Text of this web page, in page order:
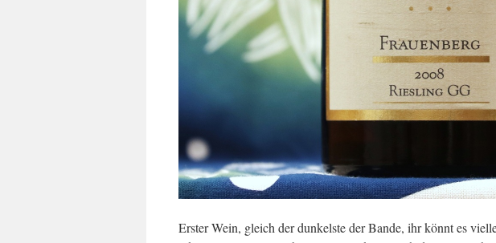
Erster Wein, gleich der dunkelste der Bande, ihr könnt es